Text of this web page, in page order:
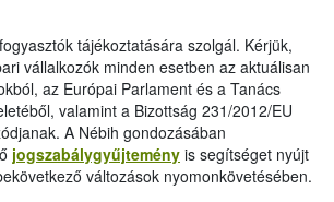
tájékoztatására szolgál. Kérjük,
vállalkozók minden esetben az aktuálisan
az Európai Parlament és a Tanács
valamint a Bizottság 231/2012/EU
A Nébih gondozásában
jogszabálygyűjtemény is segítséget nyújt
változások nyomonkövetésében.